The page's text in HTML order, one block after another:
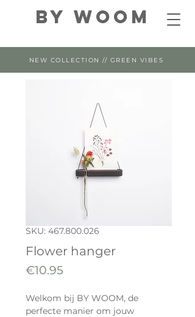
By WOOM
NEW COLLECTION // GREEN VIBES
SKU: 467.800.026
Flower hanger
€10.95
Welkom bij BY WOOM, de
perfecte manier om jouw